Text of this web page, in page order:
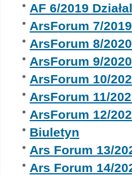
AF 6/2019
ArsForum 7/2019
ArsForum 8/2020
ArsForum 9/2020
ArsForum 10/
ArsForum 11/
ArsForum 12/
Biuletyn
Ars Forum 13/
Ars Forum 14/